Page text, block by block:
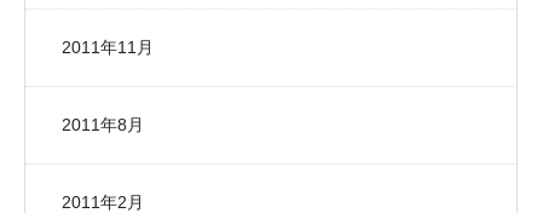
2011年11月
2011年8月
2011年2月